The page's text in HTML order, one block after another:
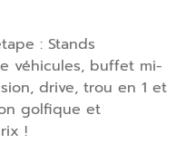
: Stands
véhicules, buffet mi-
drive, trou en 1 et
golfique et
!